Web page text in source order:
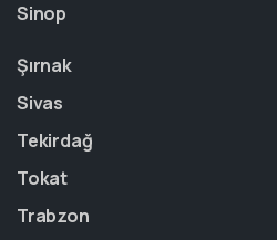
Sinop
Şırnak
Sivas
Tekirdağ
Tokat
Trabzon